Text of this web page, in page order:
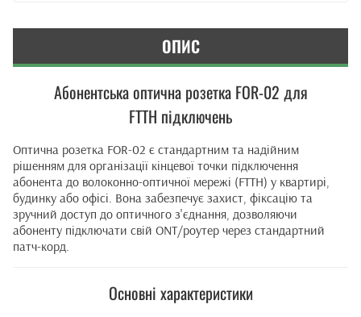
ОПИС
Абонентська оптична розетка FOR-02 для
FTTH підключень
Оптична розетка FOR-02 є стандартним та надійним
рішенням для організації кінцевої точки підключення
абонента до волоконно-оптичної мережі (FTTH) у квартирі,
будинку або офісі. Вона забезпечує захист, фіксацію та
зручний доступ до оптичного з'єднання, дозволяючи
абоненту підключати свій ONT/роутер через стандартний
патч-корд.
Основні характеристики